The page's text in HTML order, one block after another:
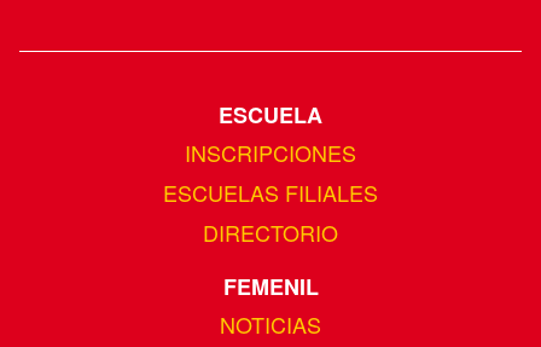
ESCUELA
INSCRIPCIONES
ESCUELAS FILIALES
DIRECTORIO
FEMENIL
NOTICIAS